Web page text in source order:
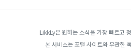
LikkLy은 원하는 소식을 가장 빠르고
본 서비스는 포털 사이트와 무관한